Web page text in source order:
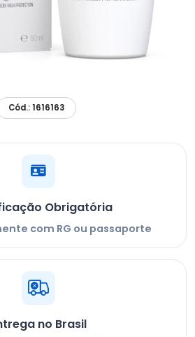
Cód.: 1616163
Obrigatória
com RG ou passaporte
no Brasil